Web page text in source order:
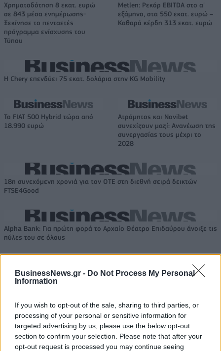
BusinessNews.gr - Do Not Process My Personal
Information
If you wish to opt-out of the sale, sharing to third parties, or
processing of your personal or sensitive information for
targeted advertising by us, please use the below opt-out
section to confirm your selection. Please note that after your
opt-out request is processed you may continue seeing
Χρηματοδότηση 8 εκατ. ευρώ
σε 843 μέσα ενημέρωσης-
Ξεκίνησε το πενταετές
πρόγραμμα ενίσχυσης του
Τύπου
Metlen: Ρεκόρ EBITDA στο α'
εξάμηνο, στα 550 εκατ. ευρώ –
Καθαρά κέρδη 313 εκατ. ευρώ
Η Chery επενδύει 75 εκατ. δολάρια στην KG Mobility
Το FIAT 500 Hybrid τώρα από
18.990 ευρώ
Ατρόμητος και Novibet
συνεχίζουν μαζί: Ανανέωση της
συνεργασίας τους μέχρι το
2028
18η συνεχόμενη χρονιά για τον ΟΤΕ στη διεθνή σειρά δεικτών
FTSE4Good
Alpha Bank: Για πρώτη φορά το Αρχαίο Θέατρο Επιδαύρου άνοιξε τις
πύλες του σε όλους